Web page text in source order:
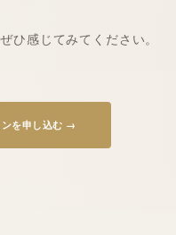
ひ感じてみてください。
ンを申し込む →